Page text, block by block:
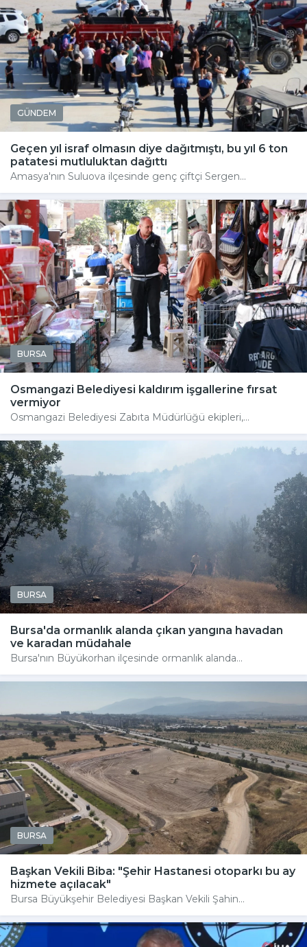
GÜNDEM
Geçen yıl israf olmasın diye dağıtmıştı, bu yıl 6 ton
patatesi mutluluktan dağıttı
Amasya'nın Suluova ilçesinde genç çiftçi Sergen...
BURSA
Osmangazi Belediyesi kaldırım işgallerine fırsat
vermiyor
Osmangazi Belediyesi Zabıta Müdürlüğü ekipleri,...
BURSA
Bursa'da ormanlık alanda çıkan yangına havadan
ve karadan müdahale
Bursa'nın Büyükorhan ilçesinde ormanlık alanda...
BURSA
Başkan Vekili Biba: "Şehir Hastanesi otoparkı bu ay
hizmete açılacak"
Bursa Büyükşehir Belediyesi Başkan Vekili Şahin...